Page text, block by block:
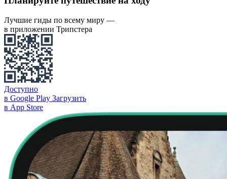
Лучшие гиды по всему миру —
в приложении Трипстера
Доступно
в Google Play Загрузить
в App Store